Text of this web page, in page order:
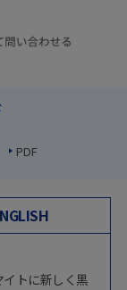
PDF
トに新しく黒